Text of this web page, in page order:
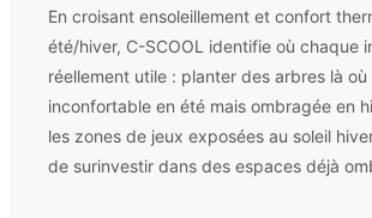
En croisant ensoleillement et confort
été/hiver, C-SCOOL identifie où chaque
réellement utile : planter des arbres là où
inconfortable en été mais ombragée en
les zones de jeux exposées au soleil
de surinvestir dans des espaces déjà